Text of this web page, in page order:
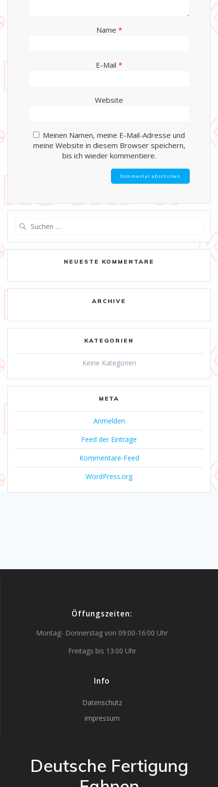
Name *
E-Mail *
Website
Meinen Namen, meine E-Mail-Adresse und
meine Website in diesem Browser speichern,
bis ich wieder kommentiere.
NEUESTE KOMMENTARE
ARCHIVE
KATEGORIEN
Keine Kategorien
META
Anmelden
Feed der Einträge
Kommentare-Feed
WordPress.org
Öffungszeiten:
Montag- Donnerstag von 09:00-16:00 Uhr
Freitags bis 13:00 Uhr
Info
Datenschutz
impressum
Deutsche Fertigung